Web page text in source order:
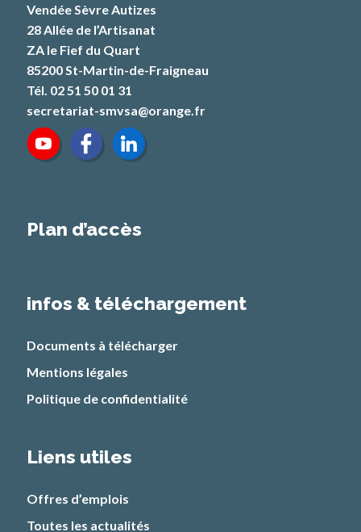
Vendée Sèvre Autizes
28 Allée de l’Artisanat
ZA le Fief du Quart
85200 St-Martin-de-Fraigneau
Tél. 02 51 50 01 31
secretariat-smvsa@orange.fr
Plan d’accès
infos & téléchargement
Documents à télécharger
Mentions légales
Politique de confidentialité
Liens utiles
Offres d’emplois
Toutes les actualités